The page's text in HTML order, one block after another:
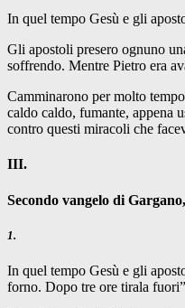
In quel tempo Gesù e gli
Gli apostoli presero ognuno
soffrendo. Mentre Pietro era
Camminarono per molto
caldo caldo, fumante, appena
contro questi miracoli che
III.
Secondo vangelo di
1.
In quel tempo Gesù e gli
forno. Dopo tre ore tirala